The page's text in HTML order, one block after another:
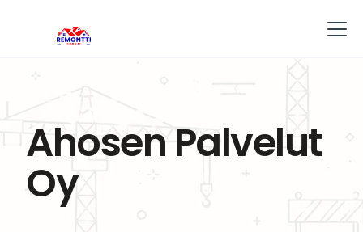
Ahosen Palvelut
Oy